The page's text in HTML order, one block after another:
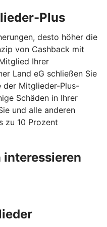
Plus
desto höher die
von Cashback mit
Ihrer
Land eG schließen Sie
der Mitglieder-Plus-
Schäden in Ihrer
und alle anderen
zu 10 Prozent
interessieren